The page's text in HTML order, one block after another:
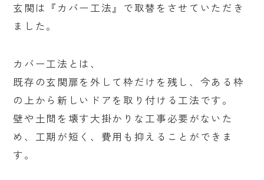
玄関は『カバー工法』で取替をさせていただき
ました。
カバー工法とは、
既存の玄関扉を外して枠だけを残し、今ある枠
の上から新しいドアを取り付ける工法です。
壁や土間を壊す大掛かりな工事必要がないた
め、工期が短く、費用も抑えることができま
す。